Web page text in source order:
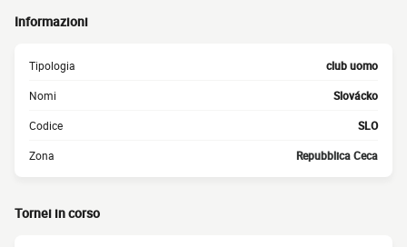
Informazioni
Tipologia club uomo
Nomi Slovácko
Codice SLO
Zona Repubblica Ceca
Tornei in corso